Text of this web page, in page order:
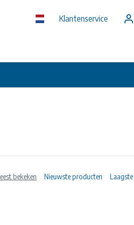
Klantenservice
bekeken Nieuwste producten